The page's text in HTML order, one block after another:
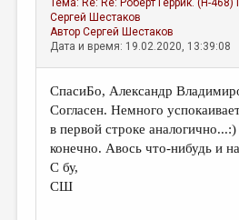
Тема: Re: Re: Роберт Геррик. (Н-
Сергей Шестаков
АвторСергей Шестаков
Дата и время: 19.02.2020, 13:39:08
СпасиБо, Александр
Согласен. Немного
в первой строке
конечно. Авось что-нибудь и
С бу,
СШ